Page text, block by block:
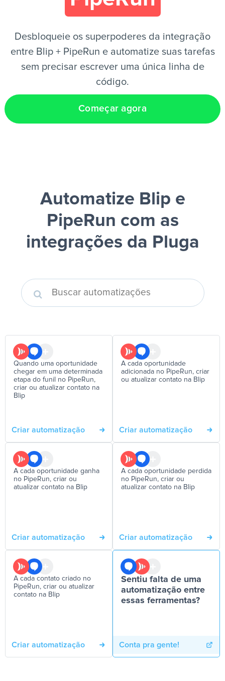
Desbloqueie os superpoderes da integração
entre Blip + PipeRun e automatize suas tarefas
sem precisar escrever uma única linha de
código.
Começar agora
Automatize Blip e
PipeRun com as
integrações da Pluga
Quando uma oportunidade
chegar em uma determinada
etapa do funil no PipeRun,
criar ou atualizar contato na
Blip
Criar automatização
A cada oportunidade
adicionada no PipeRun, criar
ou atualizar contato na Blip
Criar automatização
A cada oportunidade ganha
no PipeRun, criar ou
atualizar contato na Blip
Criar automatização
A cada oportunidade perdida
no PipeRun, criar ou
atualizar contato na Blip
Criar automatização
A cada contato criado no
PipeRun, criar ou atualizar
contato na Blip
Criar automatização
Sentiu falta de uma
automatização entre
essas ferramentas?
Conta pra gente!